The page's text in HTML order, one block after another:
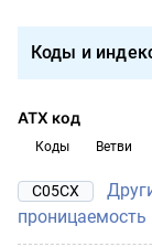
Коды и
АТХ код
Коды Ветви
C05CX